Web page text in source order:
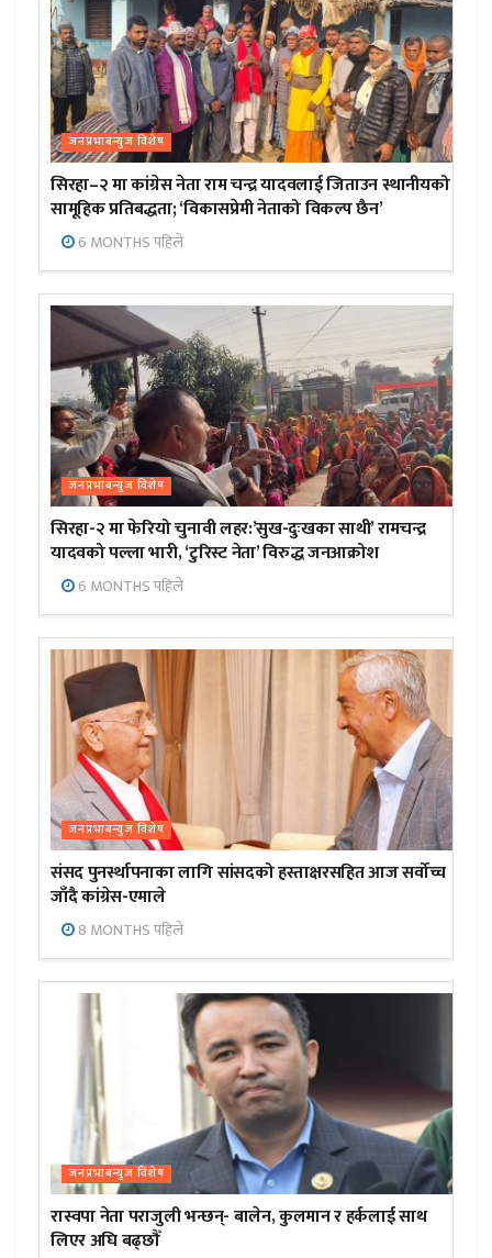
जनप्रभाबन्युज विशेष
सिरहा–२ मा कांग्रेस नेता राम चन्द्र यादवलाई जिताउन स्थानीयको
सामूहिक प्रतिबद्धता; ‘विकासप्रेमी नेताको विकल्प छैन’
6 MONTHS पहिले
जनप्रभाबन्युज विशेष
सिरहा-२ मा फेरियो चुनावी लहर:’सुख-दुःखका साथी’ रामचन्द्र
यादवको पल्ला भारी, ‘टुरिस्ट नेता’ विरुद्ध जनआक्रोश
6 MONTHS पहिले
जनप्रभाबन्युज विशेष
संसद पुनर्स्थापनाका लागि सांसदको हस्ताक्षरसहित आज सर्वोच्च
जाँदै कांग्रेस-एमाले
8 MONTHS पहिले
जनप्रभाबन्युज विशेष
रास्वपा नेता पराजुली भन्छन्- बालेन, कुलमान र हर्कलाई साथ
लिएर अघि बढ्छौँ